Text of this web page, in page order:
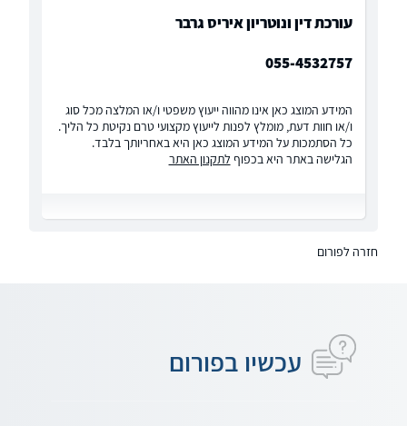
עורכת דין ונוטריון איריס גרבר
055-4532757
המידע המוצג כאן אינו מהווה ייעוץ משפטי ו/או המלצה מכל סוג
ו/או חוות דעת, מומלץ לפנות לייעוץ מקצועי טרם נקיטת כל הליך.
כל הסתמכות על המידע המוצג כאן היא באחריותך בלבד.
הגלישה באתר היא בכפוף לתקנון האתר
חזרה לפורום
עכשיו בפורום